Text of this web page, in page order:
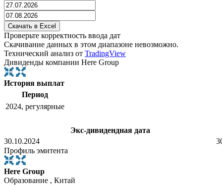
Проверьте корректность ввода дат
Скачивание данных в этом диапазоне невозможно.
Технический анализ от TradingView
Дивиденды компании Here Group
История выплат
Период
2024, регулярные
Экс-дивидендная дата
30.10.2024
Профиль эмитента
Here Group
Образование , Китай